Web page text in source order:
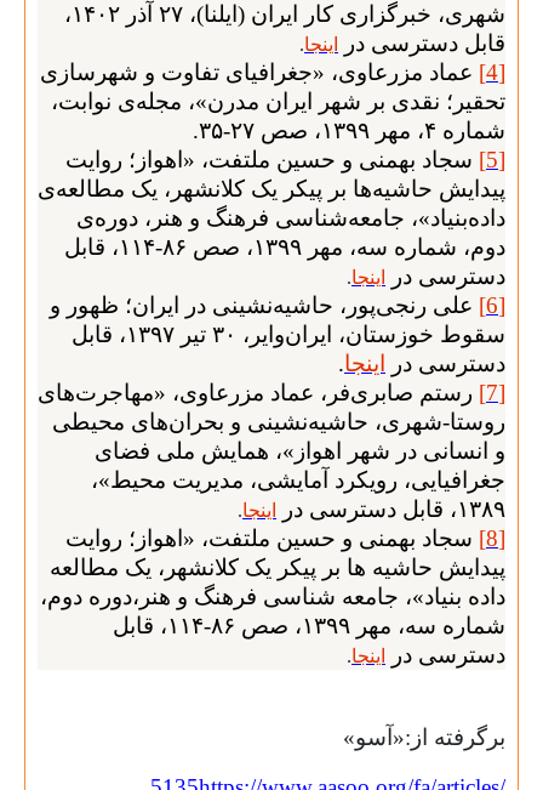
شهری، خبرگزاری کار ایران (ایلنا)، ۲۷ آذر ۱۴۰۲،
قابل دسترسی در
اینجا.
[
4
] عماد مزرعاوی، «جغرافیای‌ تفاوت ‌و ‌شهرسازی‌
تحقیر؛ ‌نقدی‌ بر ‌شهر ‌ایران‌ مدرن»، مجله‌ی نوابت،
شماره ۴، مهر ۱۳۹۹، صص ۲۷-۳۵.
[
5
] سجاد بهمنی و حسین ملتفت، «اهواز؛ روایت
پیدایش حاشیه‌ها بر پیکر یک کلانشهر، یک مطالعه‌ی
داده‌بنیاد»، جامعه‌شناسی فرهنگ و هنر، دوره‌ی
دوم، شماره سه، مهر ۱۳۹۹، صص ۸۶-۱۱۴
، قابل
دسترسی در
اینجا.
[
6
] علی رنجی‌پور، حاشیه‌نشینی در ایران؛ ظهور و
سقوط خوزستان، ایران‌وایر،
۳۰ تیر ۱۳۹۷، قابل
دسترسی در
اینجا.
[
7
] رستم صابری‌فر، عماد مزرعاوی، «مهاجرت‌های
روستا-شهری، حاشیه‌نشینی و بحران‌های محیطی
و انسانی در شهر اهواز»، همایش ملی فضای
جغرافیایی، رویکرد آمایشی، مدیریت محیط»،
۱۳۸۹، قابل دسترسی در اینجا.
[
8
] سجاد بهمنی و حسین ملتفت، «اهواز؛ روایت
پیدایش حاشیه ها بر پیکر یک کلانشهر، یک مطالعه
داده بنیاد»، جامعه شناسی فرهنگ و هنر،دوره دوم،
شماره سه، مهر ۱۳۹۹، صص ۸۶-۱۱۴
، قابل
دسترسی در
اینجا.
برگرفته از:«آسو»